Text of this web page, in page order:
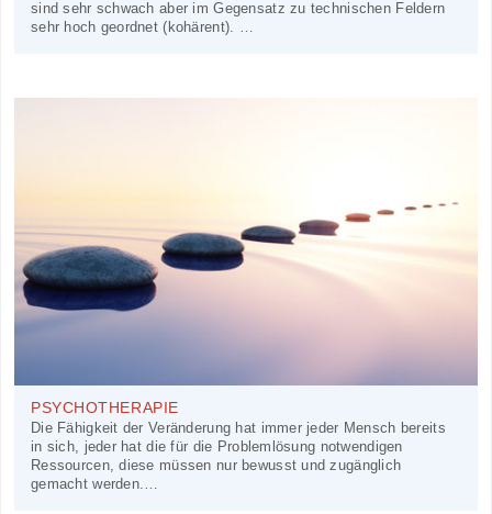
sind sehr schwach aber im Gegensatz zu technischen Feldern
sehr hoch geordnet (kohärent). …
PSYCHOTHERAPIE
Die Fähigkeit der Veränderung hat immer jeder Mensch bereits
in sich, jeder hat die für die Problemlösung notwendigen
Ressourcen, diese müssen nur bewusst und zugänglich
gemacht werden.…